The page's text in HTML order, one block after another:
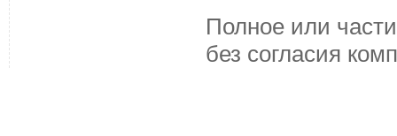
Полное или
без согласия